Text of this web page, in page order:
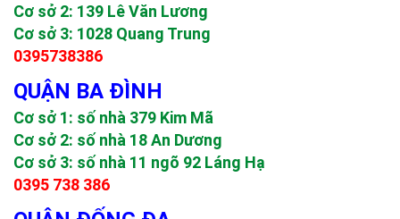
Cơ sở 2: 139 Lê Văn Lương
Cơ sở 3: 1028 Quang Trung
0395738386
QUẬN BA ĐÌNH
Cơ sở 1: số nhà 379 Kim Mã
Cơ sở 2: số nhà 18 An Dương
Cơ sở 3: số nhà 11 ngõ 92 Láng Hạ
0395 738 386